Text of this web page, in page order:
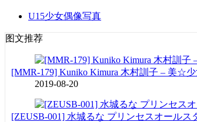
U15少女偶像写真
图文推荐
[MMR-179] Kuniko Kimura 木村訓子 – 美☆
2019-08-20
[ZEUSB-001] 水城るな プリンセスオールス